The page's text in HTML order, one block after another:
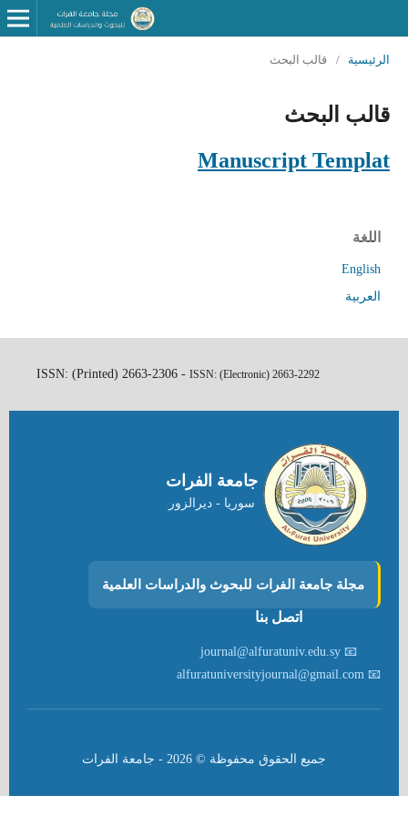
الرئيسية / قالب البحث
قالب البحث
Manuscript Templat
اللغة
English
العربية
ISSN: (Printed) 2663-2306 - ISSN: (Electronic) 2663-2292
جامعة الفرات
سوريا - ديرالزور
مجلة جامعة الفرات للبحوث والدراسات العلمية
اتصل بنا
📧 journal@alfuratuniv.edu.sy
📧 alfuratuniversityjournal@gmail.com
جميع الحقوق محفوظة © 2026 - جامعة الفرات